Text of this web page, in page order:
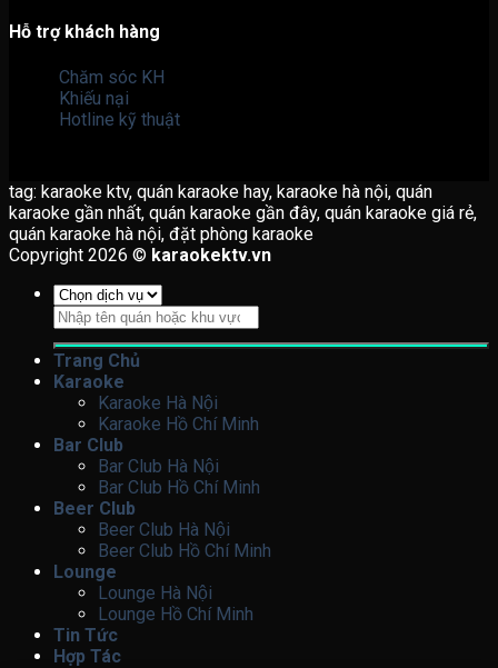
Hỗ trợ khách hàng
Chăm sóc KH
Khiếu nại
Hotline kỹ thuật
tag: karaoke ktv, quán karaoke hay, karaoke hà nội, quán
karaoke gần nhất, quán karaoke gần đây, quán karaoke giá rẻ,
quán karaoke hà nội, đặt phòng karaoke
Copyright 2026 © karaokektv.vn
Tìm
kiếm:
Trang Chủ
Karaoke
Karaoke Hà Nội
Karaoke Hồ Chí Minh
Bar Club
Bar Club Hà Nội
Bar Club Hồ Chí Minh
Beer Club
Beer Club Hà Nội
Beer Club Hồ Chí Minh
Lounge
Lounge Hà Nội
Lounge Hồ Chí Minh
Tin Tức
Hợp Tác